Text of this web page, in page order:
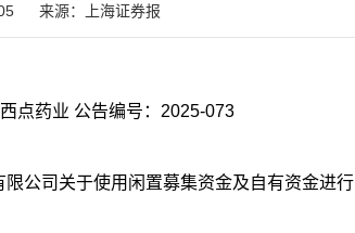
来源：上海证券报
证券代码：301130 证券简称：西点药业 公告编号：2025-073
公司关于使用闲置募集资金及自有资金进行